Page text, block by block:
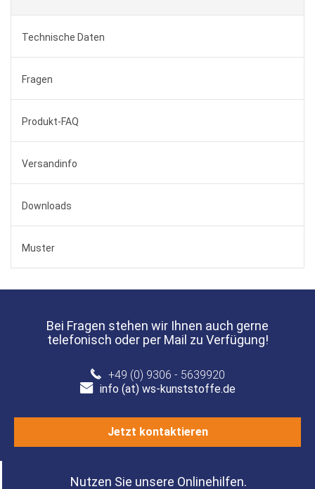
Technische Daten
Fragen
Produkt-FAQ
Versandinfo
Downloads
Muster
Bei Fragen stehen wir Ihnen auch gerne
telefonisch oder per Mail zu Verfügung!
+49 (0) 9306 - 5639920
info (at) ws-kunststoffe.de
Jetzt kontaktieren
Nutzen Sie unsere Onlinehilfen.